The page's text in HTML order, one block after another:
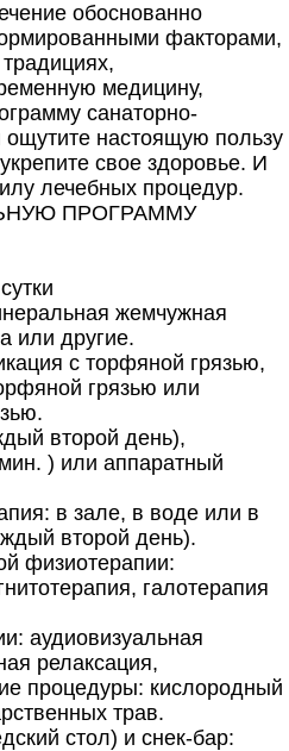
обоснованно
факторами,
медицину,
санаторно-
ощутите настоящую пользу
свое здоровье. И
лечебных процедур.
ПРОГРАММУ
жемчужная
или другие.
с торфяной грязью,
грязью или
второй день),
) или аппаратный
в зале, в воде или в
второй день).
физиотерапии:
галотерапия
аудиовизуальная
релаксация,
процедуры: кислородный
трав.
стол) и снек-бар: